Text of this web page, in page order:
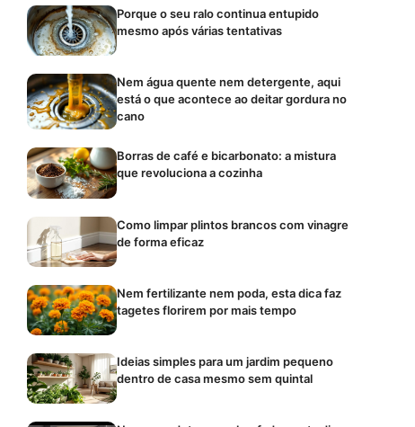
Porque o seu ralo continua entupido
mesmo após várias tentativas
Nem água quente nem detergente, aqui
está o que acontece ao deitar gordura no
cano
Borras de café e bicarbonato: a mistura
que revoluciona a cozinha
Como limpar plintos brancos com vinagre
de forma eficaz
Nem fertilizante nem poda, esta dica faz
tagetes florirem por mais tempo
Ideias simples para um jardim pequeno
dentro de casa mesmo sem quintal